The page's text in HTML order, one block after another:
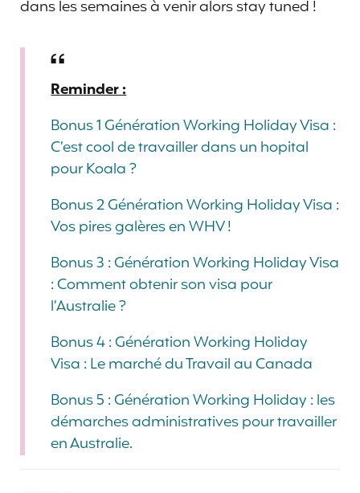
dans les semaines à venir alors stay tuned !
Reminder :
Bonus 1 Génération Working Holiday Visa :
C’est cool de travailler dans un hopital
pour Koala ?
Bonus 2 Génération Working Holiday Visa :
Vos pires galères en WHV !
Bonus 3 : Génération Working Holiday Visa
: Comment obtenir son visa pour
l’Australie ?
Bonus 4 : Génération Working Holiday
Visa : Le marché du Travail au Canada
Bonus 5 : Génération Working Holiday : les
démarches administratives pour travailler
en Australie.